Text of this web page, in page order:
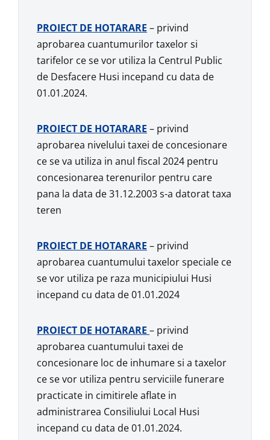
PROIECT DE HOTARARE – privind
aprobarea cuantumurilor taxelor si
tarifelor ce se vor utiliza la Centrul Public
de Desfacere Husi incepand cu data de
01.01.2024.
PROIECT DE HOTARARE – privind
aprobarea nivelului taxei de concesionare
ce se va utiliza in anul fiscal 2024 pentru
concesionarea terenurilor pentru care
pana la data de 31.12.2003 s-a datorat taxa
teren
PROIECT DE HOTARARE – privind
aprobarea cuantumului taxelor speciale ce
se vor utiliza pe raza municipiului Husi
incepand cu data de 01.01.2024
PROIECT DE HOTARARE – privind
aprobarea cuantumului taxei de
concesionare loc de inhumare si a taxelor
ce se vor utiliza pentru serviciile funerare
practicate in cimitirele aflate in
administrarea Consiliului Local Husi
incepand cu data de 01.01.2024.